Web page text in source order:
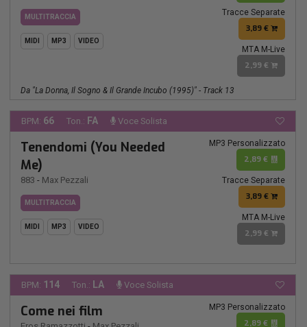
MULTITRACCIA
MIDI MP3 VIDEO
Tracce Separate
3,89 €
MTA M-Live
2,99 €
Da "La Donna, Il Sogno & Il Grande Incubo (1995)" - Track 13
BPM: 66 Ton.: FA Voce Solista
Tenendomi (You Needed
Me)
883 - Max Pezzali
MULTITRACCIA
MIDI MP3 VIDEO
MP3 Personalizzato
2,89 €
Tracce Separate
3,89 €
MTA M-Live
2,99 €
BPM: 114 Ton.: LA Voce Solista
Come nei film MP3 Personalizzato
2,89 €